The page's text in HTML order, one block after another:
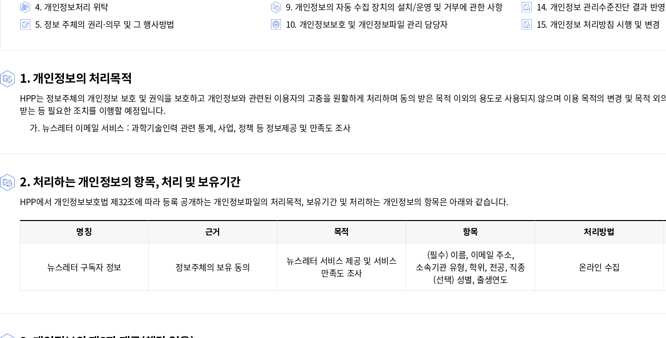
4. 개인정보처리 위탁
5. 정보 주체의 권리·의무 및 그 행사방법
9. 개인정보의 자동 수집 장치의 설치/운영 및 거부에 관한 사항
10. 개인정보보호 및 개인정보파일 관리 담당자
14. 개인정보 관리수준진단 결과 반영
15. 개인정보 처리방침 시행 및 변경
1. 개인정보의 처리목적
HPP는 정보주체의 개인정보 보호 및 권익을 보호하고 개인정보와 관련된 이용자의 고충을 원활하게 처리하며 동의 받은 목적 이외의 용도로 사용되지 않으며 이용 목적의 변경 및 목적 외
받는 등 필요한 조치를 이행할 예정입니다.
가. 뉴스레터 이메일 서비스 : 과학기술인력 관련 통계, 사업, 정책 등 정보제공 및 만족도 조사
2. 처리하는 개인정보의 항목, 처리 및 보유기간
HPP에서 개인정보보호법 제32조에 따라 등록 공개하는 개인정보파일의 처리목적, 보유기간 및 처리하는 개인정보의 항목은 아래와 같습니다.
명칭 근거 목적 항목 처리방법
뉴스레터 구독자 정보 정보주체의 보유 동의
뉴스레터 서비스 제공 및 서비스
만족도 조사
(필수) 이름, 이메일 주소,
소속기관 유형, 학위, 전공, 직종
(선택) 성별, 출생연도
온라인 수집